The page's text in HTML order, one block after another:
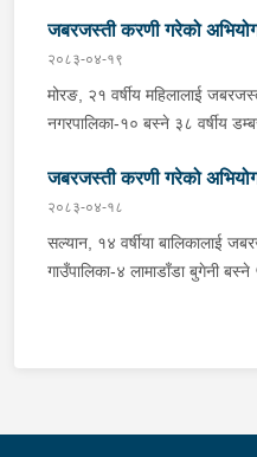
कार्यालय कोहलपुरबाट खटिएको
सम्बन्धमा प्रहरीले आवश्यक
करणी गरेको भन्ने उजुरीको आधारमा
खटिएको प्रहरीले उनलाई पक्राउ
आवश्यक अनुसन्धान गरिरहेको छ ।
जबरजस्ती करणी गरेको
२०८३-०४-१९
मोरङ, २१ वर्षीय महिलालाई
नगरपालिका-१० बस्ने ३८ वर्षीय
आधारमा इलाका प्रहरी कार्यालय
पक्राउ गरेको हो । साथै प्रहरीले
नियन्त्रणमा लिएको छ । यस
गरिरहेको छ ।
जबरजस्ती करणी गरेको
२०८३-०४-१८
सल्यान, १४ वर्षीया बालिकालाई
गाउँपालिका-४ लामाडाँडा बुगेनी बस्ने